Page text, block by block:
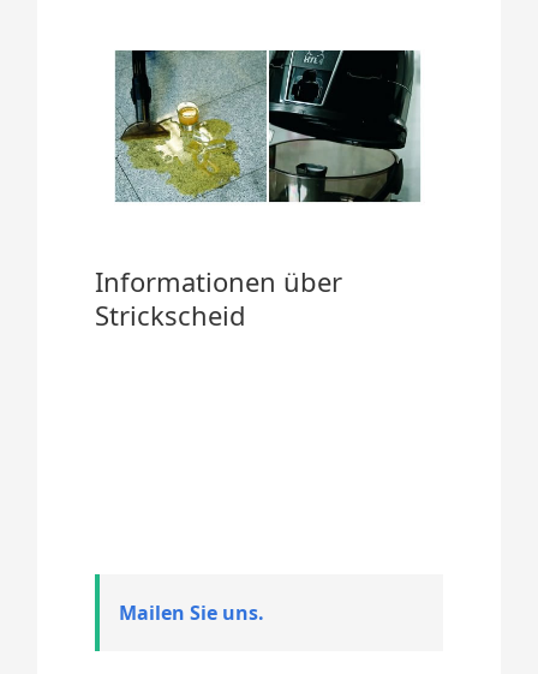
Informationen über
Strickscheid
Mailen Sie uns.